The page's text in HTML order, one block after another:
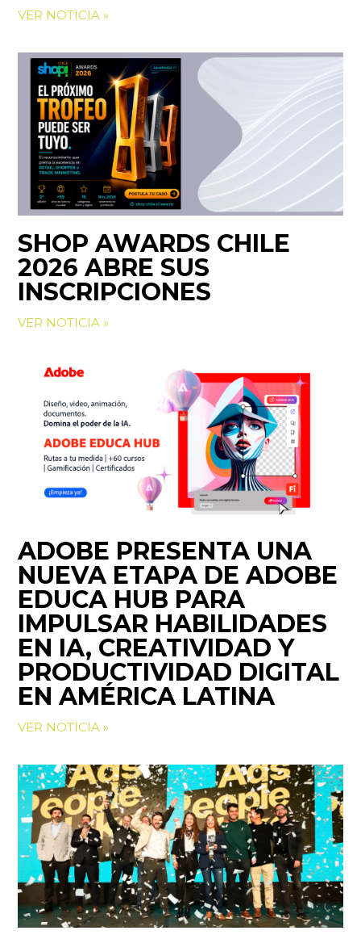
VER NOTICIA »
SHOP AWARDS CHILE
2026 ABRE SUS
INSCRIPCIONES
VER NOTICIA »
ADOBE PRESENTA UNA
NUEVA ETAPA DE ADOBE
EDUCA HUB PARA
IMPULSAR HABILIDADES
EN IA, CREATIVIDAD Y
PRODUCTIVIDAD DIGITAL
EN AMÉRICA LATINA
VER NOTICIA »